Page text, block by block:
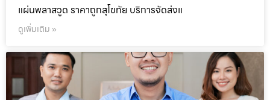
แผ่นพลาสวูด ราคาถูกสุโขทัย บริการจัดส่งแ
ดูเพิ่มเติม »